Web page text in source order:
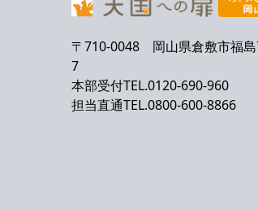
〒710-0048 岡山県倉敷市福
7
本部受付TEL.0120-690-960
担当直通TEL.0800-600-8866